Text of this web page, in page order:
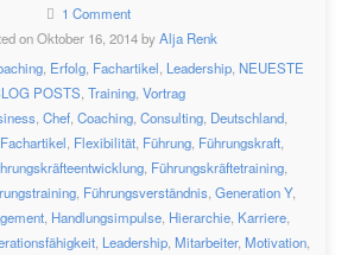
NEUEN
FÜHRUNGSKULTUR
IN
DEUTSCHLAND“
1 Comment
on Oktober 16, 2014 byAlja Renk
Erfolg Fachartikel Leadership NEUESTE
POSTS Training, Vortrag
, Chef, Coaching, Consulting, Deutschland,
Fachartikel Flexibilität, Führung, Führungskraft,
Führungskräftetraining
, Führungsverständnis, Generation Y,
, Handlungsimpulse, Hierarchie, Karriere,
Leadership Mitarbeiter, Motivation